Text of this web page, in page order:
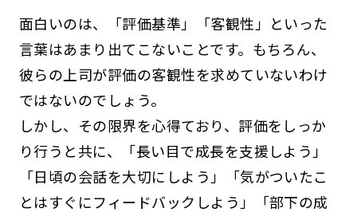
面白いのは、「評価基準」「客観性」といった
言葉はあまり出てこないことです。もちろん、
彼らの上司が評価の客観性を求めていないわけ
ではないのでしょう。
しかし、その限界を心得ており、評価をしっか
り行うと共に、「長い目で成長を支援しよう」
「日頃の会話を大切にしよう」「気がついたこ
とはすぐにフィードバックしよう」「部下の成